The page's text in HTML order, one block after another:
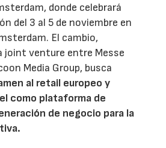
donde celebrará
del 3 al 5 de noviembre en
El cambio,
joint venture entre Messe
Media Group, busca
al retail europeo y
como plataforma de
de negocio para la